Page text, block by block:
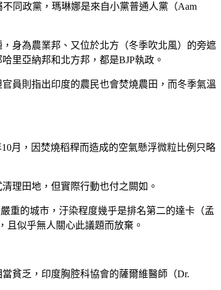
同政黨，瑪琳娜是來自小黨普通人黨（Aam
身為農業邦、又位於北方（冬季吹北風）的旁遮
里亞納邦和北方邦，都是BJP執政。
員則指出印度的農民也會焚燒農田，而冬季氣溫
10月，因焚燒稻稈而造成的空氣懸浮微粒比例只略
理田地，但實際行動也付之闕如。
重的城市，汙染程度幾乎是排名第二的達卡（孟
且似乎無人關心此議題而放棄。
貧乏，印度胸腔科協會的薩爾維醫師（Dr.